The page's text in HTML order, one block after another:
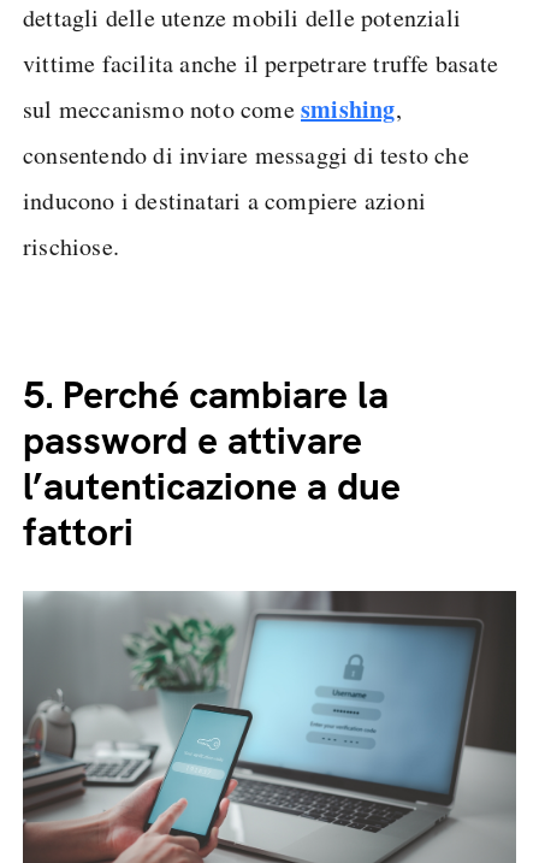
dettagli delle utenze mobili delle potenziali
vittime facilita anche il perpetrare truffe basate
sul meccanismo noto comesmishing,
consentendo di inviare messaggi di testo che
inducono i destinatari a compiere azioni
rischiose.
5. Perché cambiare la
password e attivare
l’autenticazione a due
fattori